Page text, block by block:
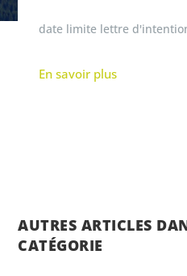
date limite lettre
En savoir plus
AUTRES ARTICLES
CATÉGORIE